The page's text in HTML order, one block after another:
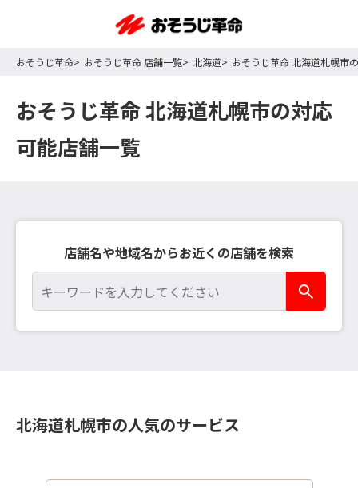
おそうじ革命 おそうじ革命 店舗一覧 北海道 おそうじ革命 北海道札幌市
おそうじ革命 北海道札幌市の対応
可能店舗一覧
店舗名や地域名からお近くの店舗を検索
北海道札幌市の人気のサービス